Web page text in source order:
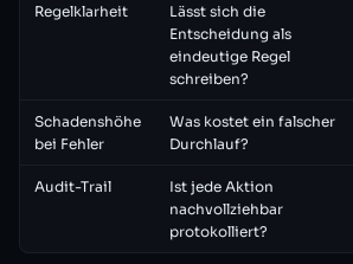
Regelklarheit
Lässt sich die
Entscheidung als
eindeutige Regel
schreiben?
Schadenshöhe
bei Fehler
Was kostet ein falscher
Durchlauf?
Audit-Trail
Ist jede Aktion
nachvollziehbar
protokolliert?